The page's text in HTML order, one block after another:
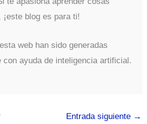
blog es para ti!
web han sido generadas
con ayuda de inteligencia artificial.
Entrada siguiente →